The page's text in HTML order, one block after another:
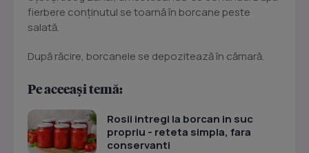
fierbere conținutul se toarnă în borcane peste
salată.
După răcire, borcanele se depozitează în cămară.
Pe aceeași temă:
Rosii intregi la borcan in suc
propriu - reteta simpla, fara
conservanti